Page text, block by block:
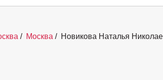
/ Москва / Новикова Наталья